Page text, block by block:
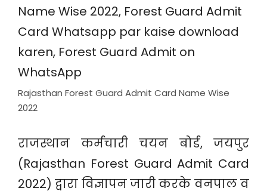
Rajasthan Forest Guard Admit Card Name Wise
2022
राजस्थान कर्मचारी चयन बोर्ड, जयपुर
(Rajasthan Forest Guard Admit Card
2022) द्वारा विज्ञापन जारी करके वनपाल व